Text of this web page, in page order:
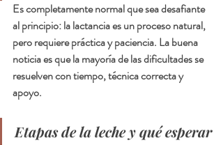
Es completamente normal que sea desafiante
al principio: la lactancia es un proceso natural,
pero requiere práctica y paciencia. La buena
noticia es que la mayoría de las dificultades se
resuelven con tiempo, técnica correcta y
apoyo.
Etapas de la leche y qué esperar